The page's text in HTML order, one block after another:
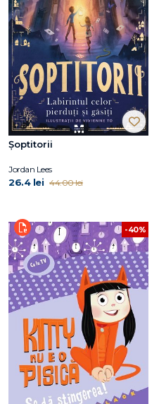
Șoptitorii
Jordan Lees
26.4 lei 44.00 lei
-40%